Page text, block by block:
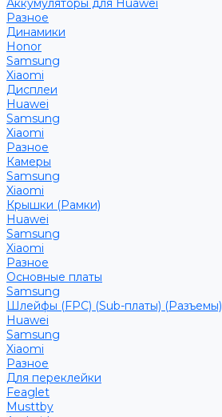
Аккумуляторы для Huawei
Разное
Динамики
Honor
Samsung
Xiaomi
Дисплеи
Huawei
Samsung
Xiaomi
Разное
Камеры
Samsung
Xiaomi
Крышки (Рамки)
Huawei
Samsung
Xiaomi
Разное
Основные платы
Samsung
Шлейфы (FPC) (Sub-платы) (Разъемы)
Huawei
Samsung
Xiaomi
Разное
Для переклейки
Feaglet
Musttby